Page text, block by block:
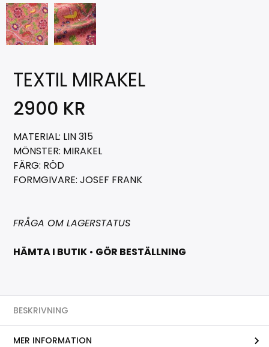
TEXTIL MIRAKEL
2900 KR
MATERIAL: LIN 315
MÖNSTER: MIRAKEL
FÄRG: RÖD
FORMGIVARE: JOSEF FRANK
FRÅGA OM LAGERSTATUS
HÄMTA I BUTIK • GÖR BESTÄLLNING
BESKRIVNING
MER INFORMATION